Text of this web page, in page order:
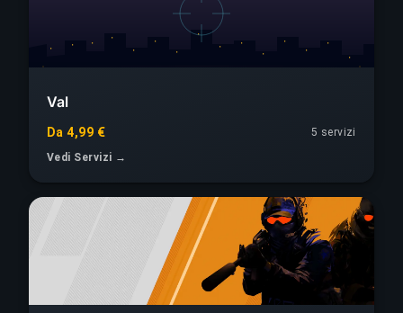
Val
Da 4,99 €
5 servizi
Vedi Servizi →